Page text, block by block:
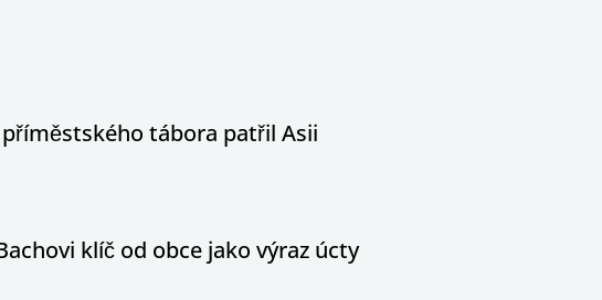
tábora patřil Asii
klíč od obce jako výraz úcty